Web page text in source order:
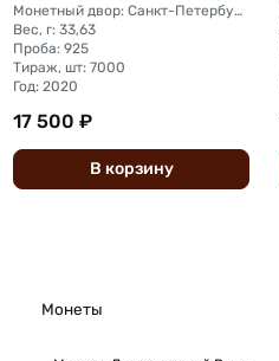
Монеты
Монетный двор: Санкт-Петербургский (СПМД)
Вес, г: 33,63
Проба: 925
Тираж, шт: 7000
Год: 2020
17 500 ₽
В корзину